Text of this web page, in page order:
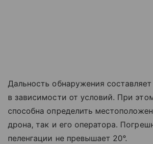
Дальность обнаружения
в зависимости от условий. При
способна определить
дрона, так и его оператора.
пеленгации не превышает 20°.